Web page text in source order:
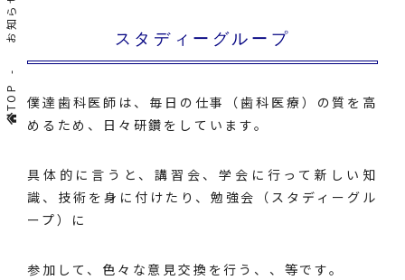
TOP
お知らせ スタディーグループ
僕達歯科医師は、毎日の仕事（歯科医療）の質を高
めるため、日々研鑽をしています。
具体的に言うと、講習会、学会に行って新しい知
識、技術を身に付けたり、勉強会（スタディーグル
ープ）に
参加して、色々な意見交換を行う、、等です。